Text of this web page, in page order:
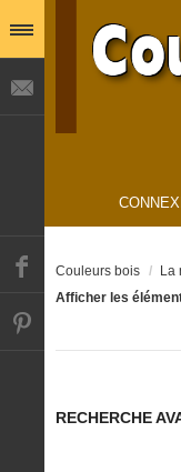
Couleurs bois / La
Afficher les
RECHERCHE